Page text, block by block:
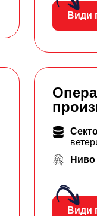
Види
Ниво
Види